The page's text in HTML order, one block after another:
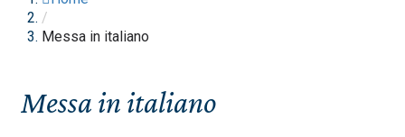
/
Messa in italiano
Messa in italiano